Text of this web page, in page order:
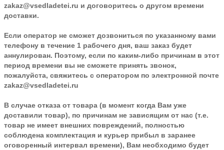
zakaz@vsedladetei.ru и договоритесь о другом времени
доставки.
Если оператор не сможет дозвониться по указанному вами
телефону в течение 1 рабочего дня, ваш заказ будет
аннулирован. Поэтому, если по каким-либо причинам в этот
период времени вы не сможете принять звонок,
пожалуйста, свяжитесь с оператором по электронной почте
zakaz@vsedladetei.ru
В случае отказа от товара (в момент когда Вам уже
доставили товар), по причинам не зависящим от нас (т.е.
товар не имеет внешних повреждений, полностью
соблюдена комплектация и курьер прибыл в заранее
оговоренный интервал времени), Вам необходимо будет